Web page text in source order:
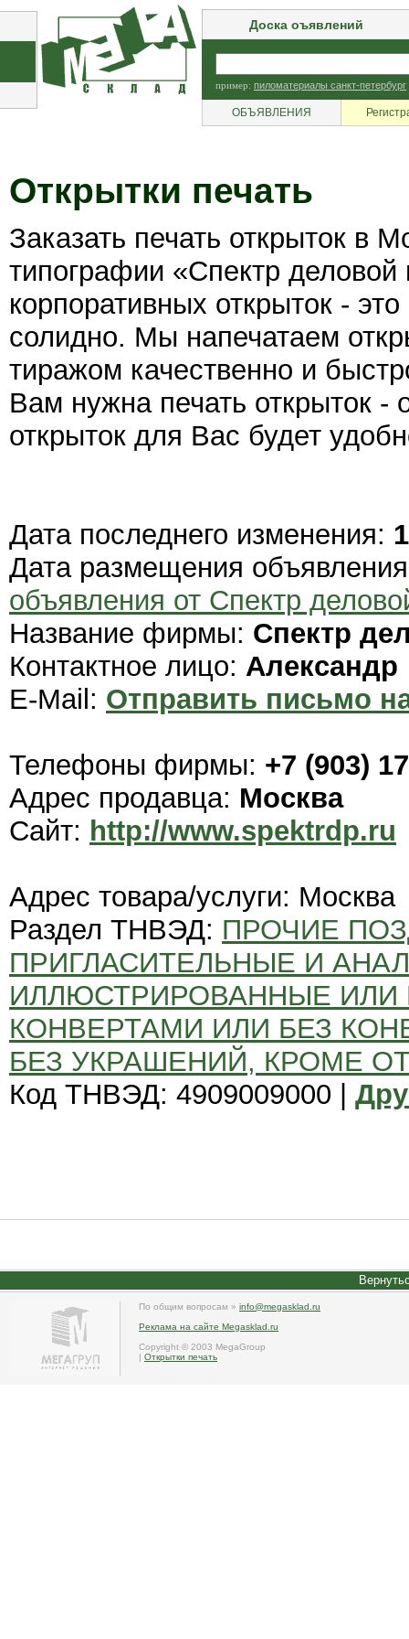
Доска оъявлений
пример: пиломатериалы санкт-петербург
ОБЪЯВЛЕНИЯ
Открытки печать
Заказать печать открыток в
типографии «Спектр
корпоративных открыток -
солидно. Мы напечатаем
тиражом качественно и
Вам нужна печать открыток -
открыток для Вас будет
Дата последнего изменения:
Дата размещения
объявления от Спектр
Название фирмы: Спектр
Контактное лицо: Александр
E-Mail: Отправить письмо
Телефоны фирмы: +7 (903)
Адрес продавца: Москва
Сайт: http://www.spektrdp.ru
Адрес товара/услуги: Москва
Раздел ТНВЭД: ПРОЧИЕ
ПРИГЛАСИТЕЛЬНЫЕ И
ИЛЛЮСТРИРОВАННЫЕ
КОНВЕРТАМИ ИЛИ БЕЗ
БЕЗ УКРАШЕНИЙ, КРОМЕ
Код ТНВЭД: 4909009000 |
По общим вопросам » info@megasklad.ru
Реклама на сайте Megasklad.ru
Copyright © 2003 MegaGroup
| Открытки печать